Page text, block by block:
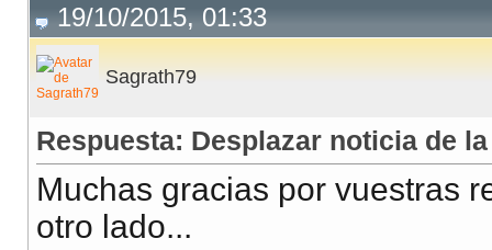
19/10/2015, 01:33
Sagrath79
Respuesta: Desplazar noticia de
Muchas gracias por vuestras
otro lado...